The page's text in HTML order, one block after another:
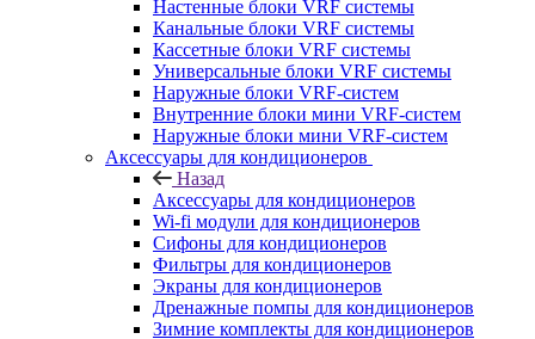
Настенные блоки VRF системы
Канальные блоки VRF системы
Кассетные блоки VRF системы
Универсальные блоки VRF системы
Наружные блоки VRF-систем
Внутренние блоки мини VRF-систем
Наружные блоки мини VRF-систем
Аксессуары для кондиционеров
Назад
Аксессуары для кондиционеров
Wi-fi модули для кондиционеров
Сифоны для кондиционеров
Фильтры для кондиционеров
Экраны для кондиционеров
Дренажные помпы для кондиционеров
Зимние комплекты для кондиционеров